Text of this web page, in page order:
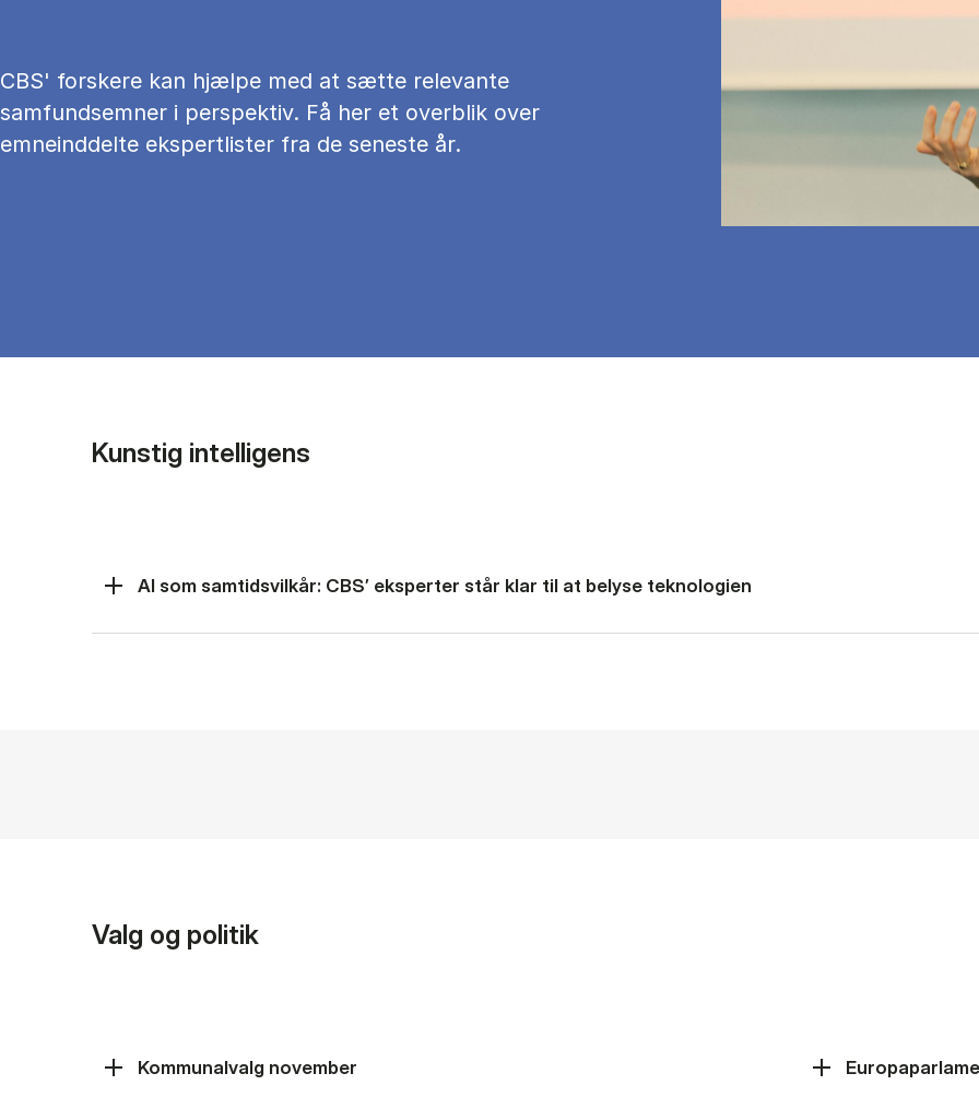
CBS' forskere kan hjælpe med at sætte relevante
samfundsemner i perspektiv. Få her et overblik over
emneinddelte ekspertlister fra de seneste år.
Kunstig intelligens
AI som samtidsvilkår: CBS’ eksperter står klar til at belyse teknologien
Valg og politik
Kommunalvalg november